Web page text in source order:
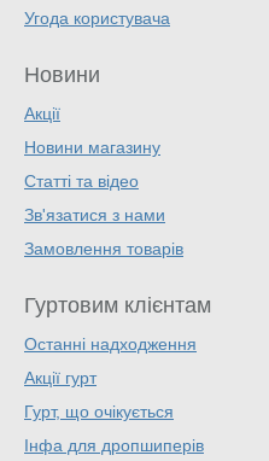
Угода користувача
Новини
Акції
Новини магазину
Статті та відео
Зв'язатися з нами
Замовлення товарів
Гуртовим клієнтам
Останні надходження
Акції гурт
Гурт, що очікується
Інфа для дропшиперів